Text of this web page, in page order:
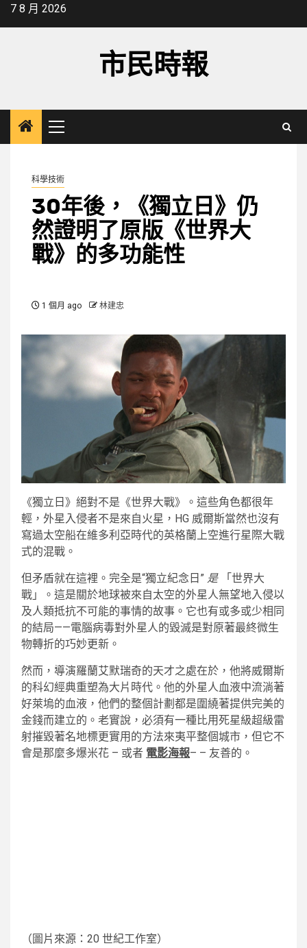
Skip7 8 月 2026
市民時報
Primary
Menu
科學技術
30年後，《獨立日》仍
然證明了原版《世界大
戰》的多功能性
1 個月 ago 林建忠
《獨立日》絕對不是《世界大戰》。這些角色都很年
輕，外星入侵者不是來自火星，HG 威爾斯當然也沒有
寫過太空船在維多利亞時代的英格蘭上空進行星際大戰
式的混戰。
但矛盾就在這裡。完全是“獨立紀念日” 是「世界大
戰」。這是關於地球被來自太空的外星人無望地入侵以
及人類抵抗不可能的事情的故事。它也有或多或少相同
的結局——電腦病毒對外星人的毀滅是對原著最終微生
物轉折的巧妙更新。
然而，導演羅蘭艾默瑞奇的天才之處在於，他將威爾斯
的科幻經典重塑為大片時代。他的外星人血液中流淌著
好萊塢的血液，他們的整個計劃都是圍繞著提供完美的
金錢而建立的。老實說，必須有一種比用死星級超級雷
射摧毀著名地標更實用的方法來夷平整個城市，但它不
會是那麼多爆米花 – 或者 電影海報– – 友善的。
（圖片來源：20 世紀工作室）